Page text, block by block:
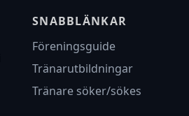
SNABBLÄNKAR
Föreningsguide
Tränarutbildningar
Tränare söker/sökes